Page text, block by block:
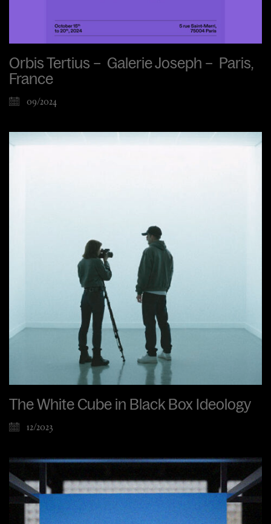
Orbis Tertius – Galerie Joseph – Paris,
France
09/2024
The White Cube in Black Box Ideology
12/2023